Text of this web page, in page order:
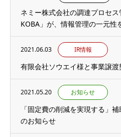
ネミー株式会社の調達プロセ
KOBA」が、情報管理の一元性
2021.06.03 IR情報
有限会社ソウエイ様と事業譲渡
2021.05.20 お知らせ
「固定費の削減を実現する」
のお知らせ